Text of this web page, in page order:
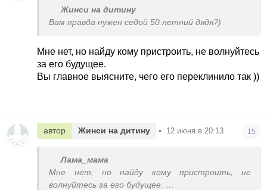
Жинси на дитину
Вам правда нужен седой 50 летний дядя?)
Мне нет, но найду кому пристроить, не волнуйтесь
за его будущее.
Вы главное выясните, чего его переклинило так ))
автор Жинси на дитину • 12 июня в 20:13 15
Лама_мама
Мне нет, но найду кому пристроить, не
волнуйтесь за его будущее.